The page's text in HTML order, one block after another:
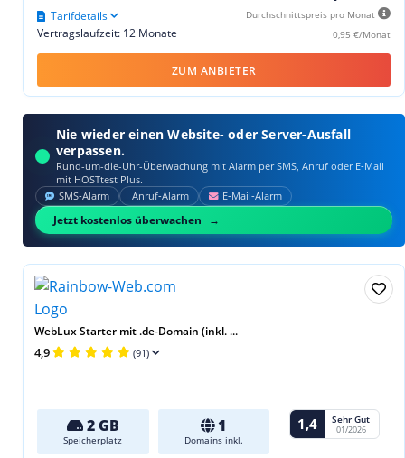
Durchschnittspreis pro Monat
0,95 €/Monat
Vertragslaufzeit: 12 Monate
Tarifdetails
ZUM ANBIETER
Nie wieder einen Website- oder Server-Ausfall
verpassen.
Rund-um-die-Uhr-Überwachung mit Alarm per SMS, Anruf oder E‑Mail
mit HOSTtest Plus.
SMS‑Alarm Anruf‑Alarm E‑Mail‑Alarm
Jetzt kostenlos überwachen
WebLux Starter mit .de-Domain (inkl. ...
4,9 (91)
2 GB
Speicherplatz
1
Domains inkl.
1,4 Sehr Gut
01/2026